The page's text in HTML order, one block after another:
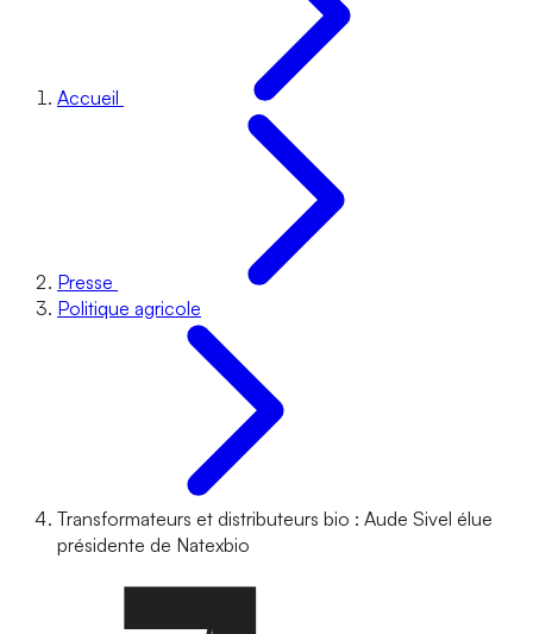
Accueil
Presse
Politique agricole
Transformateurs et distributeurs bio : Aude Sivel élue
présidente de Natexbio